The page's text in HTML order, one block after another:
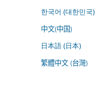
한국어 (대한민국)
中文(中国)
日本語 (日本)
繁體中文 (台灣)